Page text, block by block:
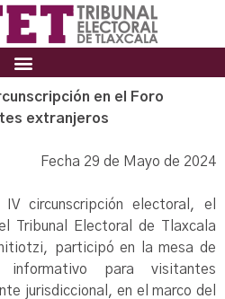
en el Foro
extranjeros
Fecha 29 de Mayo de 2024
circunscripción electoral, el
Tribunal Electoral de Tlaxcala
participó en la mesa de
informativo para visitantes
jurisdiccional, en el marco del